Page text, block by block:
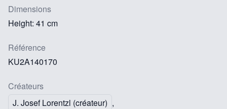
Dimensions
Height: 41 cm
Référence
KU2A140170
Créateurs
J. Josef Lorentzl (créateur) ,